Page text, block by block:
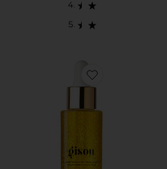
Favorite HONEY 헤